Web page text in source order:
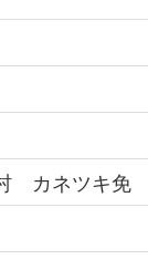
カネツキ免